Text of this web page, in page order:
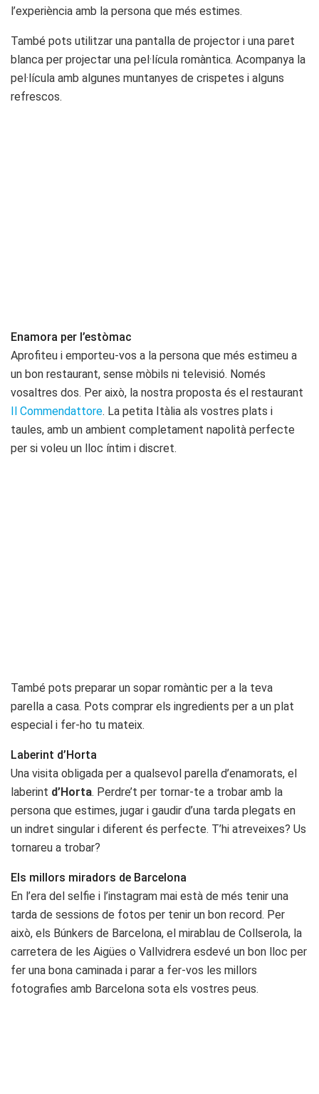
l’experiència amb la persona que més estimes.
També pots utilitzar una pantalla de projector i una paret
blanca per projectar una pel·lícula romàntica. Acompanya la
pel·lícula amb algunes muntanyes de crispetes i alguns
refrescos.
Enamora per l’estòmac
Aprofiteu i emporteu-vos a la persona que més estimeu a
un bon restaurant, sense mòbils ni televisió. Només
vosaltres dos. Per això, la nostra proposta és el restaurant
Il Commendattore. La petita Itàlia als vostres plats i
taules, amb un ambient completament napolità perfecte
per si voleu un lloc íntim i discret.
També pots preparar un sopar romàntic per a la teva
parella a casa. Pots comprar els ingredients per a un plat
especial i fer-ho tu mateix.
Laberint d’Horta
Una visita obligada per a qualsevol parella d’enamorats, el
laberint d’Horta. Perdre’t per tornar-te a trobar amb la
persona que estimes, jugar i gaudir d’una tarda plegats en
un indret singular i diferent és perfecte. T’hi atreveixes? Us
tornareu a trobar?
Els millors miradors de Barcelona
En l’era del selfie i l’instagram mai està de més tenir una
tarda de sessions de fotos per tenir un bon record. Per
això, els Búnkers de Barcelona, el mirablau de Collserola, la
carretera de les Aigües o Vallvidrera esdevé un bon lloc per
fer una bona caminada i parar a fer-vos les millors
fotografies amb Barcelona sota els vostres peus.